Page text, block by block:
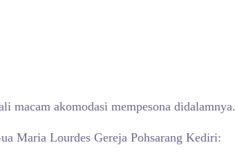
macam akomodasi mempesona didalamnya.
Maria Lourdes Gereja Pohsarang Kediri: